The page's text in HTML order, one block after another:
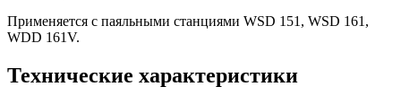
Применяется с паяльными станциями WSD 151, WSD 161,
WDD 161V.
Технические характеристики